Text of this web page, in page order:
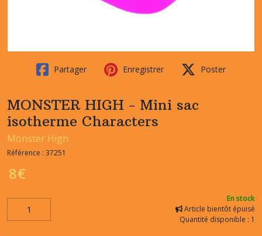
Partager Enregistrer Poster
MONSTER HIGH - Mini sac
isotherme Characters
Monster High
Référence : 37251
8€
En stock
Article bientôt épuisé
Quantité disponible : 1